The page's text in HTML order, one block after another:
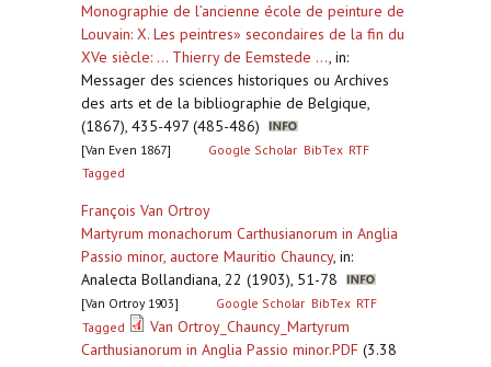
Monographie de l’ancienne école de peinture de
Louvain: X. Les peintres» secondaires de la fin du
XVe siècle: ... Thierry de Eemstede ..., in:
Messager des sciences historiques ou Archives
des arts et de la bibliographie de Belgique,
(1867), 435-497 (485-486)
[Van Even 1867] Google Scholar BibTex RTF
Tagged
François Van Ortroy
Martyrum monachorum Carthusianorum in Anglia
Passio minor, auctore Mauritio Chauncy, in:
Analecta Bollandiana, 22 (1903), 51-78
[Van Ortroy 1903] Google Scholar BibTex RTF
Tagged
Van Ortroy_Chauncy_Martyrum
Carthusianorum in Anglia Passio minor.PDF (3.38